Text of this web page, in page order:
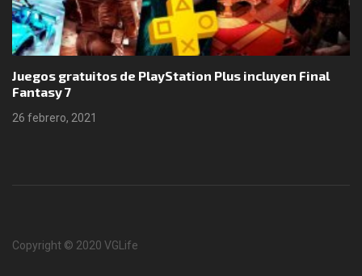
Juegos gratuitos de PlayStation Plus incluyen Final
Fantasy 7
26 febrero, 2021
Copyright © 2020 VGLife